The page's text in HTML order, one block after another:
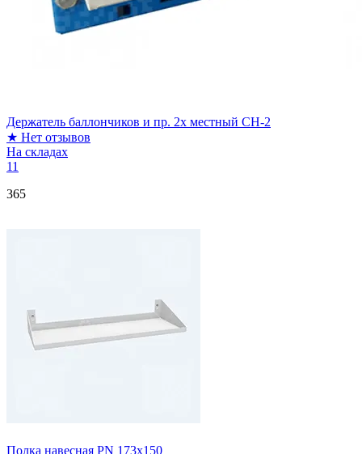
Держатель баллончиков и пр. 2х местный CH-2
★ Нет отзывов
На складах
11
365
Полка навесная PN 173x150